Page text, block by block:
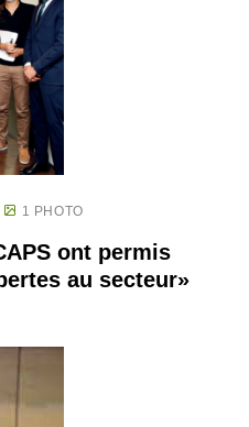
1 PHOTO
ont permis
au secteur»